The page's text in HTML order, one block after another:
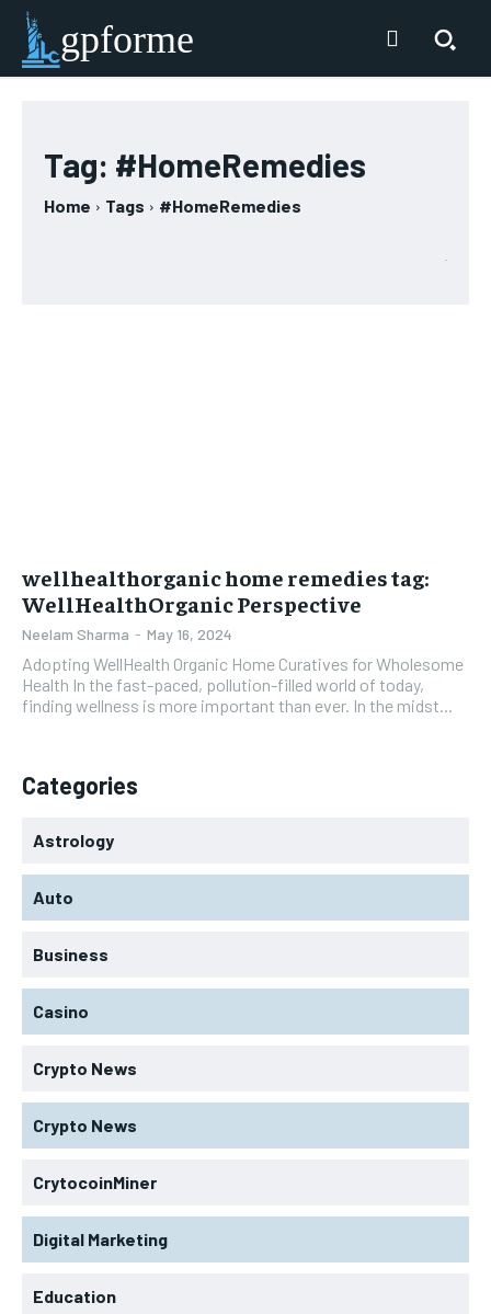
gpforme
Tag: #HomeRemedies
Home Tags #HomeRemedies
wellhealthorganic home remedies tag:
WellHealthOrganic Perspective
Neelam Sharma - May 16, 2024
Adopting WellHealth Organic Home Curatives for Wholesome
Health In the fast-paced, pollution-filled world of today,
finding wellness is more important than ever. In the midst...
Categories
Astrology
Auto
Business
Casino
Crypto News
Crypto News
CrytocoinMiner
Digital Marketing
Education